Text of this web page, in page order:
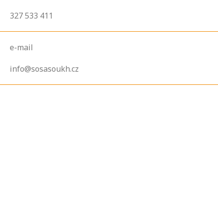
327 533 411
e-mail
info@sosasoukh.cz